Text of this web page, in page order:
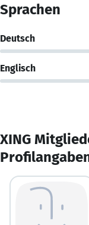
Sprachen
Deutsch
Englisch
XING